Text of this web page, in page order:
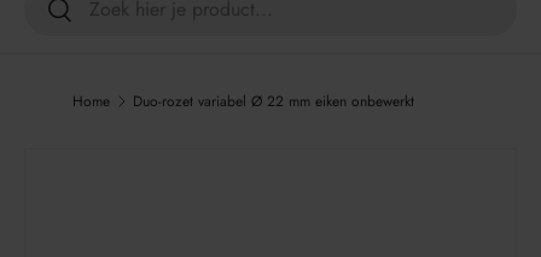
Zoeken
Home Duo-rozet variabel Ø 22 mm eiken onbewerkt